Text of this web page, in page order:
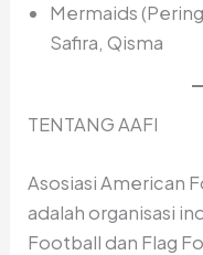
Mermaids
Safira, Qisma
TENTANG AAFI
Asosiasi American
adalah organisasi
Football dan Flag